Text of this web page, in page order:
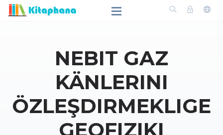
NEBIT GAZ
KÄNLERINI
ÖZLEŞDIRMEKLIGE
GEOFIZIKI